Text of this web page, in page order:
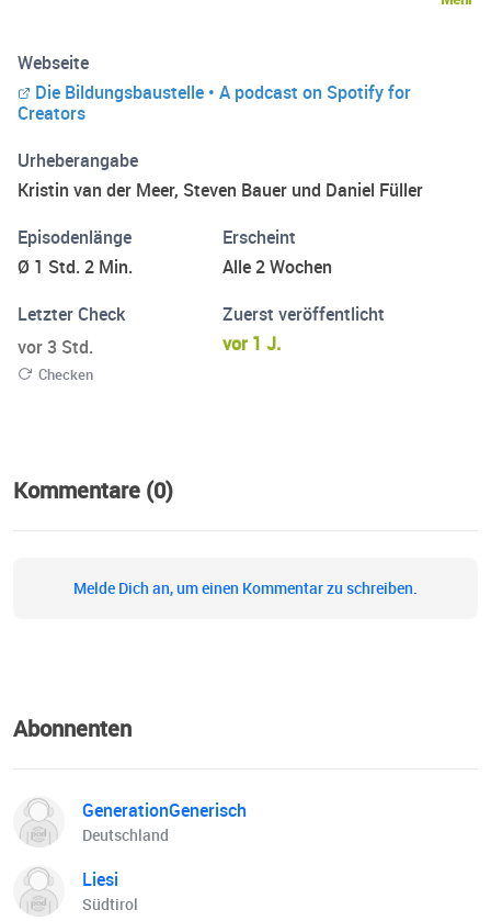
Daniel Füller bei Matthias Zeitler:
https://shorturl.at/YOD6I Daniel Füller bei Lunchbox:
https://shorturl.at/t1ATB Das Kamener Schulgespräch:
https://shorturl.at/3Rf0r https://vom-labor-ins-
klassenzimmer.de
Webseite
Die Bildungsbaustelle • A podcast on Spotify for
Creators
Urheberangabe
Kristin van der Meer, Steven Bauer und Daniel Füller
Episodenlänge
Ø 1 Std. 2 Min.
Erscheint
Alle 2 Wochen
Letzter Check
vor 3 Std.
Checken
Zuerst veröffentlicht
vor 1 J.
Kommentare (0)
Melde Dich an, um einen Kommentar zu schreiben.
Abonnenten
GenerationGenerisch
Deutschland
Liesi
Südtirol